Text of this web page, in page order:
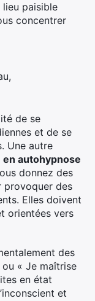
lieu paisible
concentrer
de se
et de se
Une autre
autohypnose
donnez des
provoquer des
Elles doivent
orientées vers
des
« Je maîtrise
en état
et